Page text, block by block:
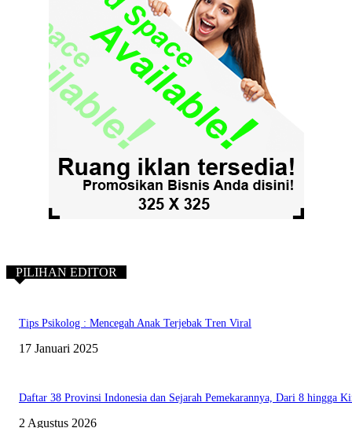
PILIHAN EDITOR
Tips Psikolog : Mencegah Anak Terjebak Tren Viral
17 Januari 2025
Daftar 38 Provinsi Indonesia dan Sejarah Pemekarannya, Dari 8 hingga
2 Agustus 2026